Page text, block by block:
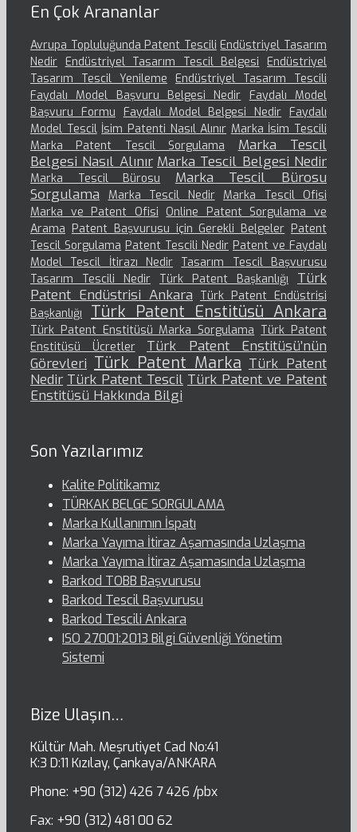
En Çok Arananlar
Avrupa Topluluğunda Patent Tescili Endüstriyel Tasarım
Nedir Endüstriyel Tasarım Tescil Belgesi
Endüstriyel
Tasarım Tescil Yenileme
Endüstriyel Tasarım Tescili
Faydalı Model Başvuru Belgesi Nedir
Faydalı Model
Başvuru Formu
Faydalı Model Belgesi Nedir Faydalı
Model Tescil İsim Patenti Nasıl Alınır Marka İsim Tescili
Marka Patent Tescil Sorgulama
Marka Tescil
Belgesi Nasıl Alınır Marka Tescil Belgesi Nedir
Marka Tescil Bürosu
Marka Tescil Bürosu
Sorgulama
Marka Tescil Nedir Marka Tescil Ofisi
Marka ve Patent Ofisi Online Patent Sorgulama ve
Arama Patent Başvurusu için Gerekli Belgeler Patent
Tescil Sorgulama Patent Tescili Nedir Patent ve Faydalı
Model Tescil İtirazı Nedir Tasarım Tescil Başvurusu
Tasarım Tescili Nedir
Türk Patent Başkanlığı
Türk
Patent Endüstrisi Ankara Türk Patent Endüstrisi
Başkanlığı
Türk Patent Enstitüsü Ankara
Türk Patent Enstitüsü Marka Sorgulama Türk Patent
Enstitüsü Ücretler
Türk Patent Enstitüsü’nün
Görevleri Türk Patent Marka Türk Patent
Nedir Türk Patent Tescil Türk Patent ve Patent
Enstitüsü Hakkında Bilgi
Son Yazılarımız
Kalite Politikamız
TÜRKAK BELGE SORGULAMA
Marka Kullanımın İspatı
Marka Yayıma İtiraz Aşamasında Uzlaşma
Marka Yayıma İtiraz Aşamasında Uzlaşma
Barkod TOBB Başvurusu
Barkod Tescil Başvurusu
Barkod Tescili Ankara
ISO 27001:2013 Bilgi Güvenliği Yönetim
Sistemi
Bize Ulaşın…
Kültür Mah. Meşrutiyet Cad No:41
K:3 D:11 Kızılay, Çankaya/ANKARA
Phone: +90 (312) 426 7 426 /pbx
Fax: +90 (312) 481 00 62